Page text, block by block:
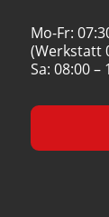
Mo-Fr:
(Werkstatt
Sa: 08:00 –